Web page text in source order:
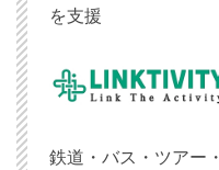
を支援
鉄道・バス・ツアー・